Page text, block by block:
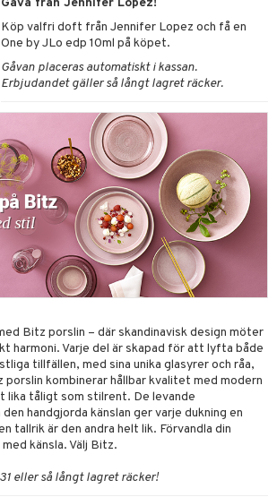
Gåva från Jennifer Lopez!
Köp valfri doft från Jennifer Lopez och få en
One by JLo edp 10ml på köpet.
Gåvan placeras automatiskt i kassan.
Erbjudandet gäller så långt lagret räcker.
Bitz porslin – där skandinavisk design möter
harmoni. Varje del är skapad för att lyfta både
tillfällen, med sina unika glasyrer och råa,
kombinerar hållbar kvalitet med modern
tåligt som stilrent. De levande
handgjorda känslan ger varje dukning en
tallrik är den andra helt lik. Förvandla din
känsla. Välj Bitz.
eller så långt lagret räcker!